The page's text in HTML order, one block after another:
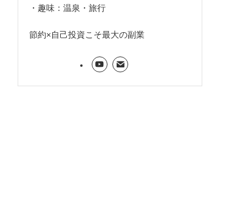
・趣味：温泉・旅行
節約×自己投資こそ最大の副業